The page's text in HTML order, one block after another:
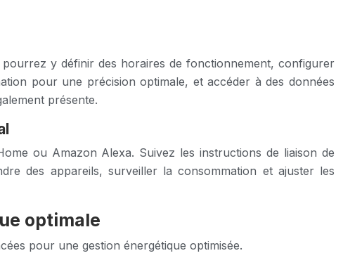
y définir des horaires de fonctionnement, configurer
pour une précision optimale, et accéder à des données
présente.
ou Amazon Alexa. Suivez les instructions de liaison de
des appareils, surveiller la consommation et ajuster les
optimale
pour une gestion énergétique optimisée.